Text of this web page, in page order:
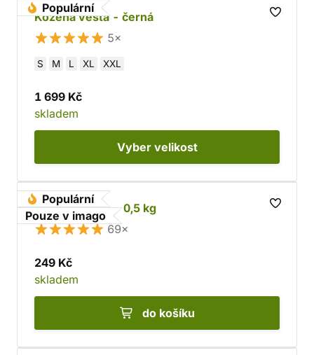
Populární
Kožená vesta - černá
5×
S M L XL XXL
1 699 Kč
skladem
Vyber velikost
Populární
Pouze v imago
Odřezky kůže - 0,5 kg
69×
249 Kč
skladem
do košíku